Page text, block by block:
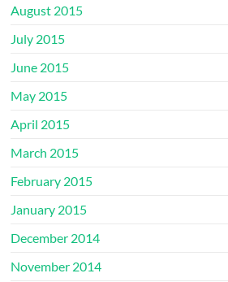
August 2015
July 2015
June 2015
May 2015
April 2015
March 2015
February 2015
January 2015
December 2014
November 2014